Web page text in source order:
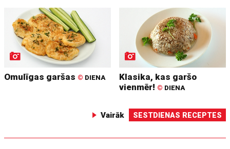
Omulīgas garšas © DIENA
Klasika, kas garšo
vienmēr! © DIENA
Vairāk SESTDIENAS RECEPTES